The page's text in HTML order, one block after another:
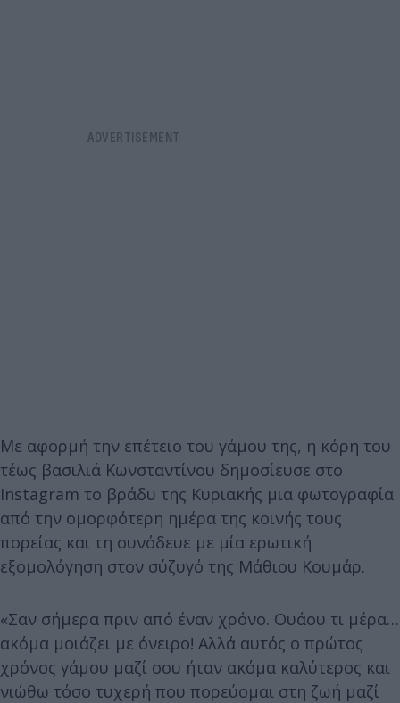
Με αφορμή την επέτειο του γάμου της, η κόρη του
τέως βασιλιά Κωνσταντίνου δημοσίευσε στο
Instagram το βράδυ της Κυριακής μια φωτογραφία
από την ομορφότερη ημέρα της κοινής τους
πορείας και τη συνόδευε με μία ερωτική
εξομολόγηση στον σύζυγό της Μάθιου Κουμάρ.
«Σαν σήμερα πριν από έναν χρόνο. Ουάου τι μέρα…
ακόμα μοιάζει με όνειρο! Αλλά αυτός ο πρώτος
χρόνος γάμου μαζί σου ήταν ακόμα καλύτερος και
νιώθω τόσο τυχερή που πορεύομαι στη ζωή μαζί